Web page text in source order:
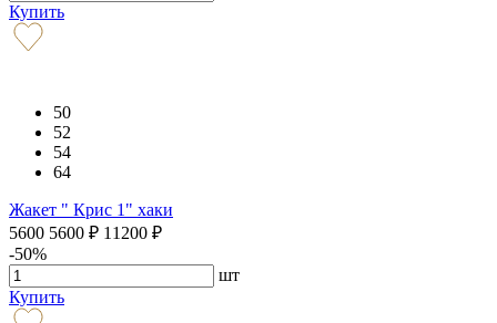
Купить
50
52
54
64
Жакет " Крис 1" хаки
5600 5600 ₽ 11200 ₽
-50%
шт
Купить